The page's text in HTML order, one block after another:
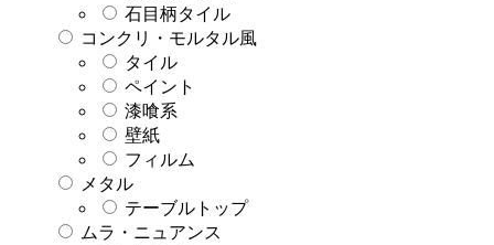
石目柄タイル
コンクリ・モルタル風
タイル
ペイント
漆喰系
壁紙
フィルム
メタル
テーブルトップ
ムラ・ニュアンス